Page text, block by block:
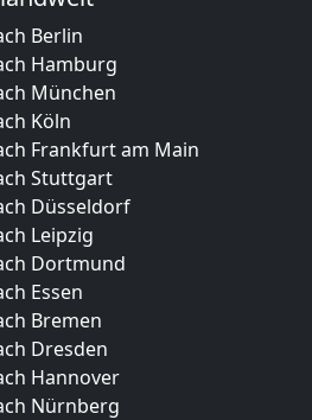
Berlin
Hamburg
München
Köln
Frankfurt am Main
Stuttgart
Düsseldorf
Leipzig
Dortmund
Essen
Bremen
Dresden
Hannover
Nürnberg